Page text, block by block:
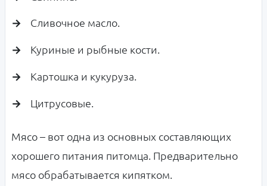
Сливочное масло.
Куриные и рыбные кости.
Картошка и кукуруза.
Цитрусовые.
Мясо – вот одна из основных составляющих
хорошего питания питомца. Предварительно
мясо обрабатывается кипятком.